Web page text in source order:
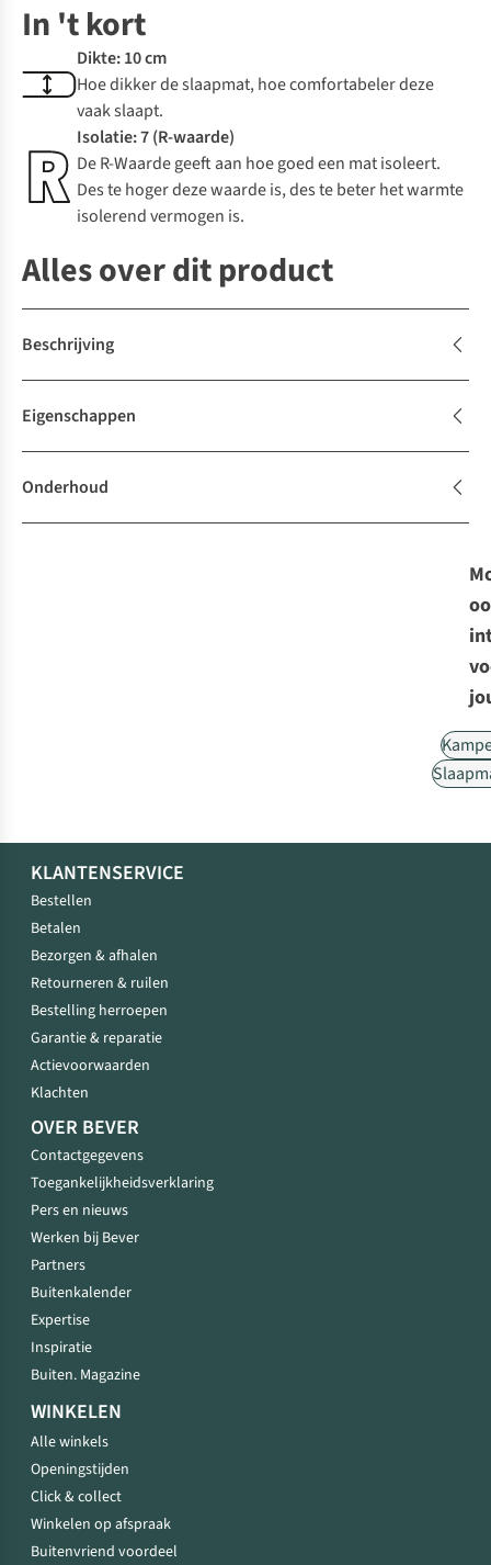
In 't kort
Dikte: 10 cm
Hoe dikker de slaapmat, hoe comfortabeler deze
vaak slaapt.
Isolatie: 7 (R-waarde)
De R-Waarde geeft aan hoe goed een mat isoleert.
Des te hoger deze waarde is, des te beter het warmte
isolerend vermogen is.
Alles over dit product
Beschrijving
Eigenschappen
Onderhoud
KLANTENSERVICE
Bestellen
Betalen
Bezorgen & afhalen
Retourneren & ruilen
Bestelling herroepen
Garantie & reparatie
Actievoorwaarden
Klachten
OVER BEVER
Contactgegevens
Toegankelijkheidsverklaring
Pers en nieuws
Werken bij Bever
Partners
Buitenkalender
Expertise
Inspiratie
Buiten. Magazine
WINKELEN
Alle winkels
Openingstijden
Click & collect
Winkelen op afspraak
Buitenvriend voordeel